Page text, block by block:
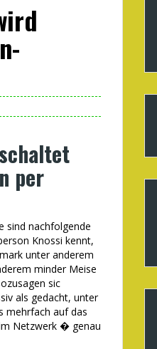
per
sind nachfolgende
Knossi kennt,
unter anderem
minder Meise
sic
als gedacht, unter
mehrfach auf das
Netzwerk � genau